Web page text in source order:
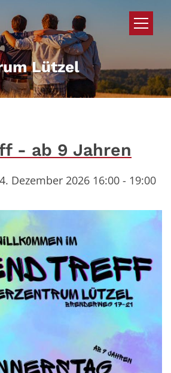
Lützel
- ab 9 Jahren
Dezember 2026 16:00 - 19:00